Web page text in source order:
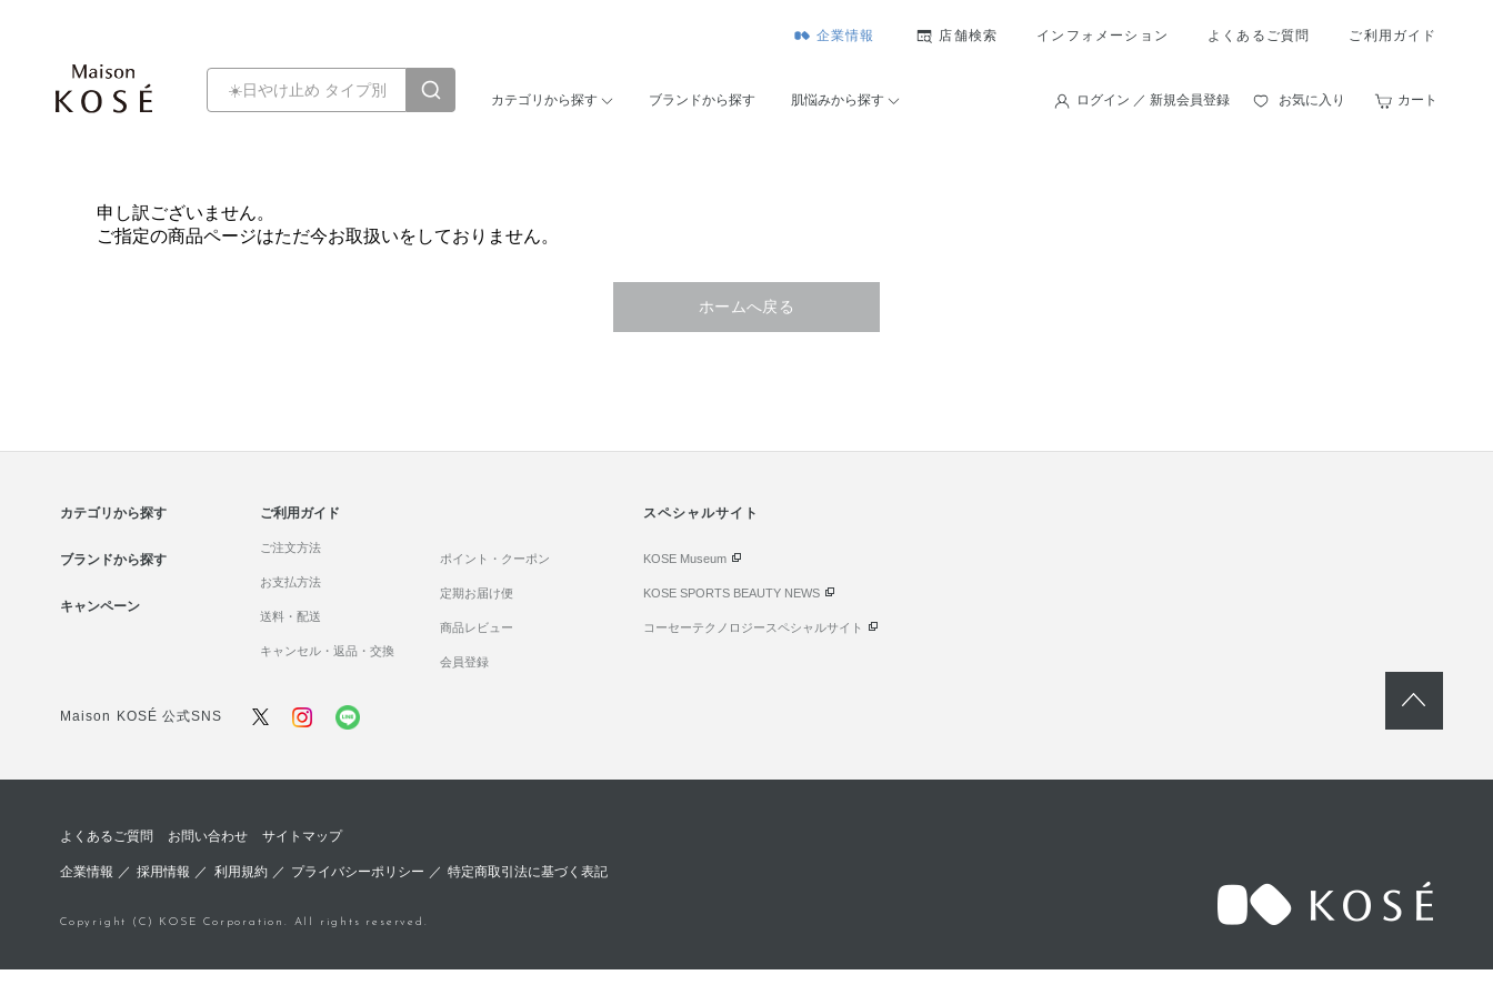
企業情報 店舗検索 インフォメーション よくあるご質問 ご利用ガイド
カテゴリから探す ブランドから探す 肌悩みから探す ログイン ／ 新規会員登録 お気に入り カート
申し訳ございません。
ご指定の商品ページはただ今お取扱いをしておりません。
ホームへ戻る
カテゴリから探す
ブランドから探す
キャンペーン
ご利用ガイド
ご注文方法
お支払方法
送料・配送
キャンセル・返品・交換
ポイント・クーポン
定期お届け便
商品レビュー
会員登録
スペシャルサイト
KOSE Museum
KOSE SPORTS BEAUTY NEWS
コーセーテクノロジースペシャルサイト
Maison KOSÉ 公式SNS
よくあるご質問 お問い合わせ サイトマップ
企業情報 ／採用情報 ／ 利用規約／ プライバシーポリシー ／ 特定商取引法に基づく表記
Copyright (C) KOSE Corporation. All rights reserved.